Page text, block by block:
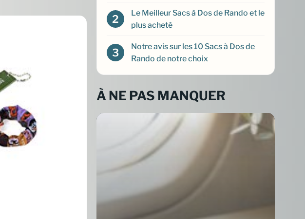
Le Meilleur Sacs à Dos de Rando et le
plus acheté
Notre avis sur les 10 Sacs à Dos de
Rando de notre choix
À NE PAS MANQUER